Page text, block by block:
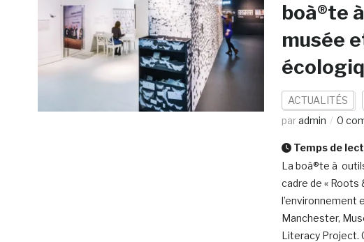
boà®te
musée
ACTUALITÉS
paradmin 0
Temps de
La boà®te à
cadre de « Roots
l’environnement
Manchester,
Literacy Project.